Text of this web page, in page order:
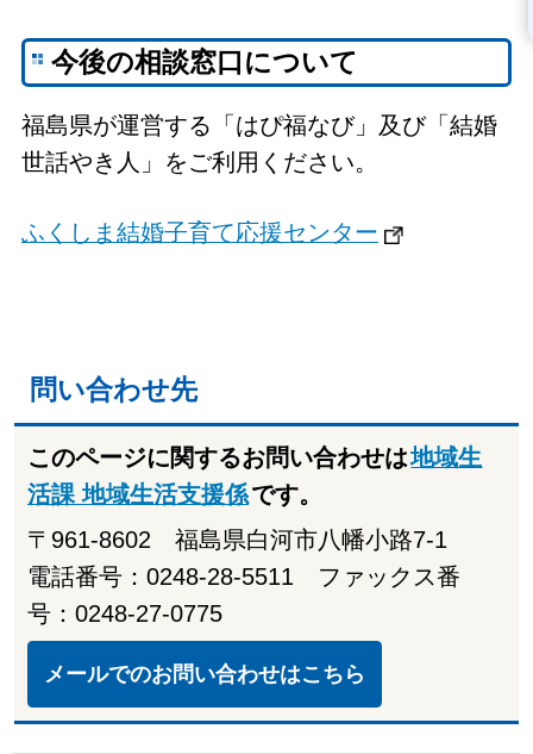
今後の相談窓口について
福島県が運営する「はぴ福なび」及び「結婚
世話やき人」をご利用ください。
ふくしま結婚子育て応援センター
問い合わせ先
このページに関するお問い合わせは地域生
活課 地域生活支援係です。
〒961-8602 福島県白河市八幡小路7-1
電話番号：0248-28-5511 ファックス番
号：0248-27-0775
メールでのお問い合わせはこちら